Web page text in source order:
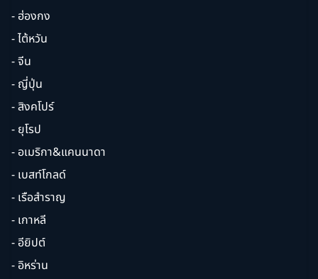
- ฮ่องกง
- ไต้หวัน
- จีน
- ญี่ปุ่น
- สิงคโปร์
- ยุโรป
- อเมริกา&แคนนาดา
- เบสท์โกลด์
- เรือสำราญ
- เกาหลี
- อียิปต์
- อิหร่าน